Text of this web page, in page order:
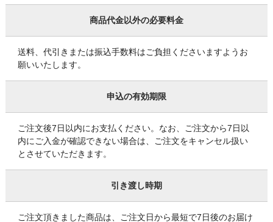
商品代金以外の必要料金
送料、代引きまたは振込手数料はご負担くださいますようお
願いいたします。
申込の有効期限
ご注文後7日以内にお支払ください。なお、ご注文から7日以
内にご入金が確認できない場合は、ご注文をキャンセル扱い
とさせていただきます。
引き渡し時期
ご注文頂きました商品は、ご注文日から最短で7日後のお届け